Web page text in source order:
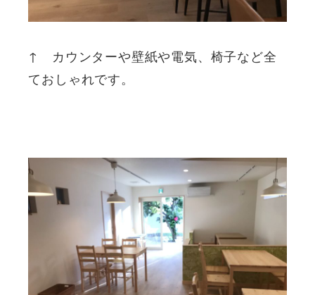
↑ カウンターや壁紙や電気、椅子など全
ておしゃれです。